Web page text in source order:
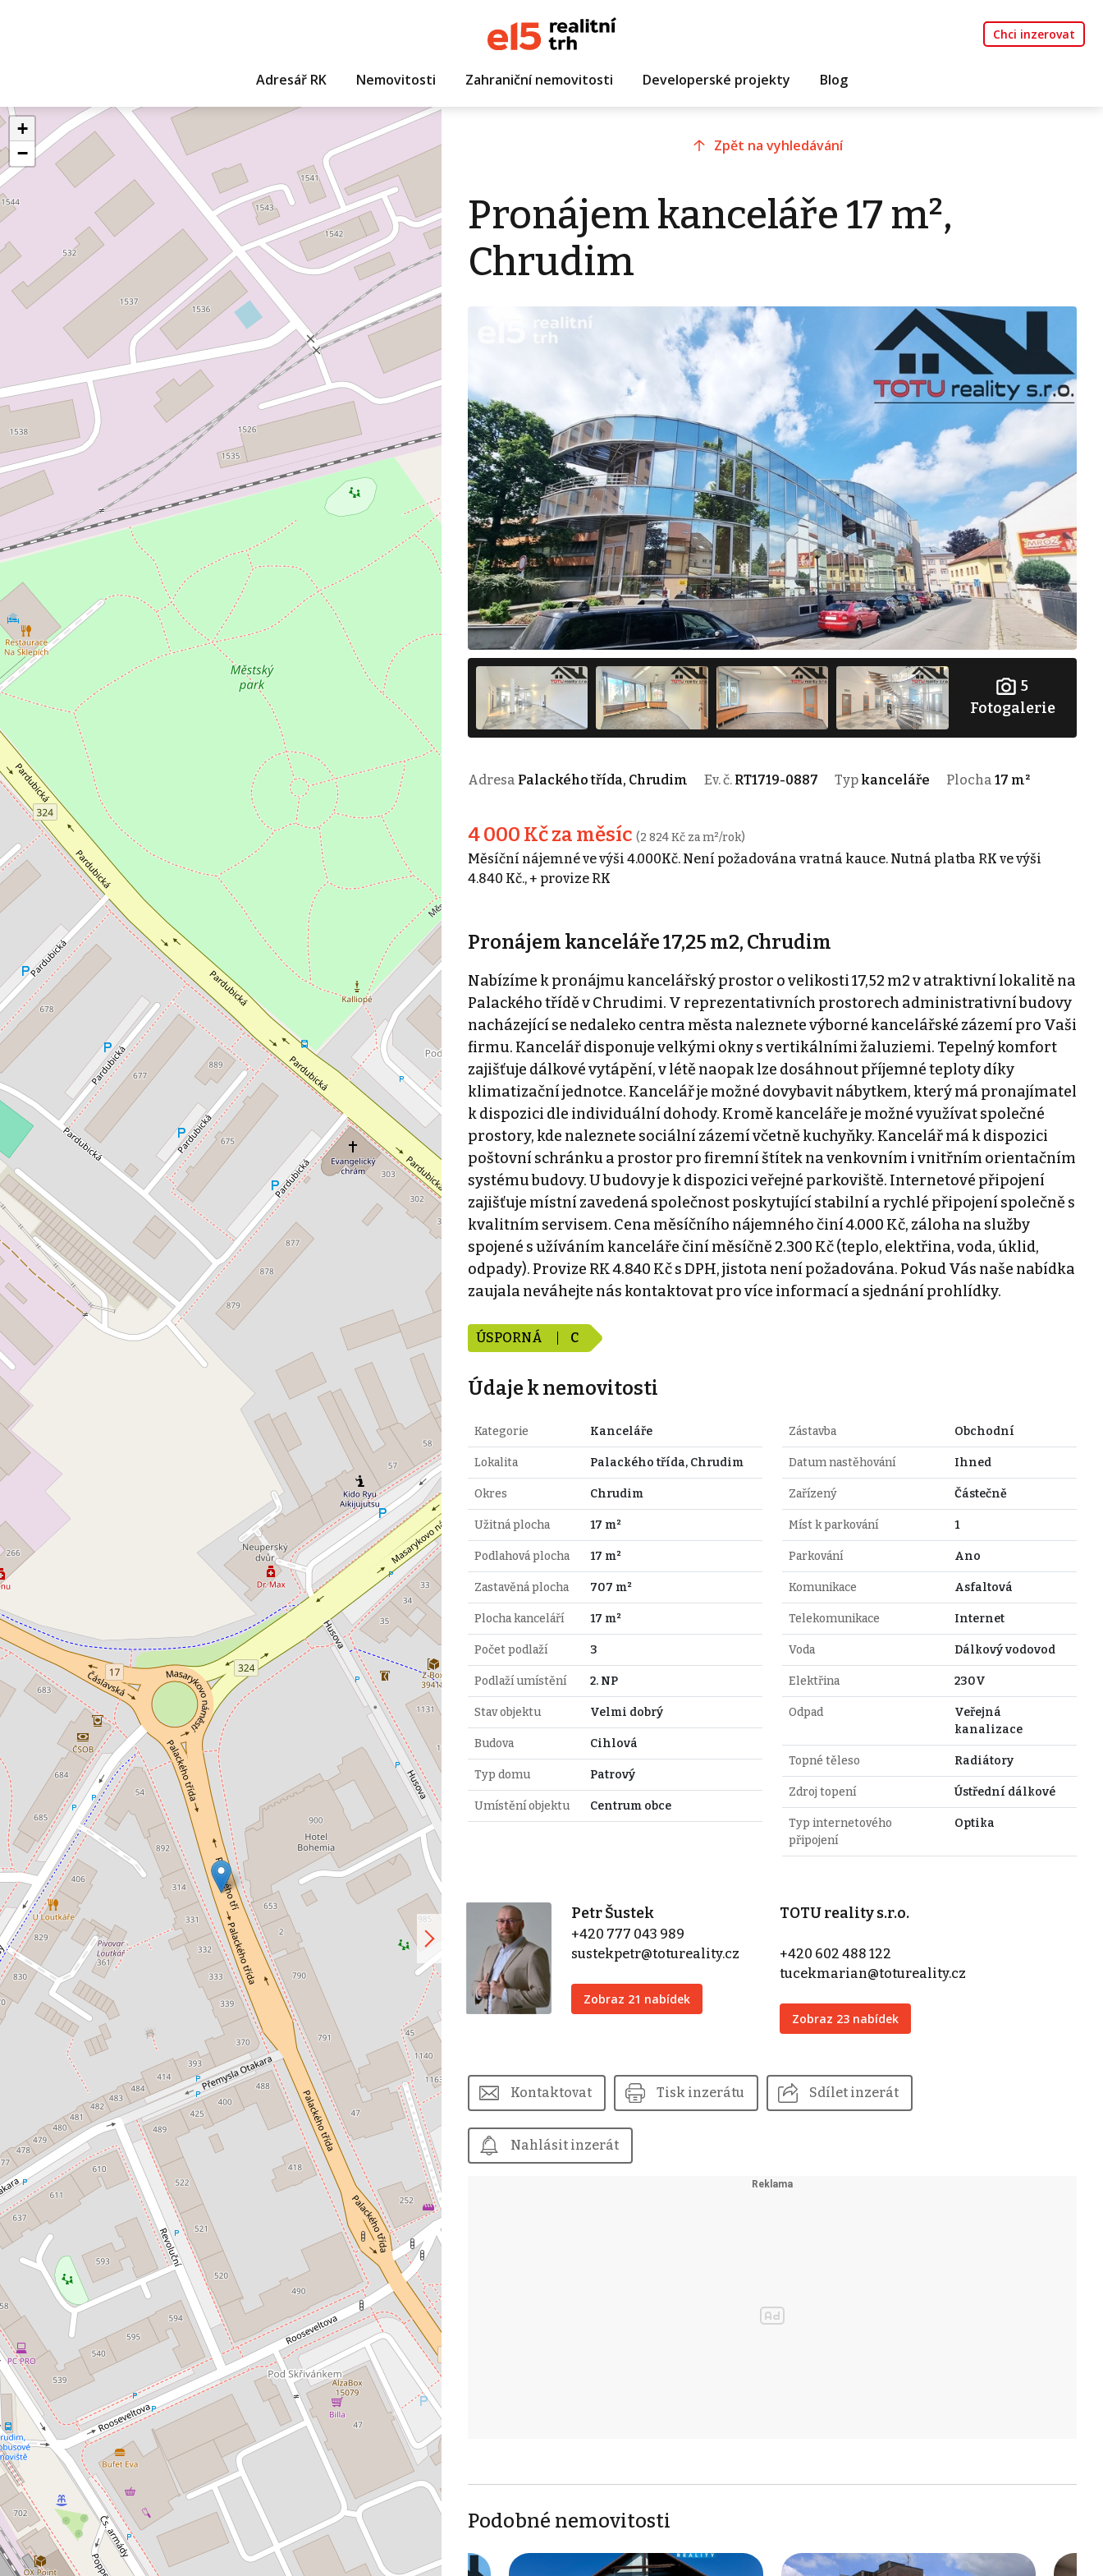
Chci inzerovat
Adresář RK Nemovitosti Zahraniční nemovitosti Developerské projekty Blog
+
−
Zpět na vyhledávání
Pronájem kanceláře 17 m²,
Chrudim
5
Fotogalerie
Adresa Palackého třída, Chrudim Ev. č. RT1719-0887 Typ kanceláře Plocha 17 m²
4 000 Kč za měsíc (2 824 Kč za m²/rok)
Měsíční nájemné ve výši 4.000Kč. Není požadována vratná kauce. Nutná platba RK ve výši
4.840 Kč., + provize RK
Pronájem kanceláře 17,25 m2, Chrudim
Nabízíme k pronájmu kancelářský prostor o velikosti 17,52 m2 v atraktivní lokalitě na
Palackého třídě v Chrudimi. V reprezentativních prostorech administrativní budovy
nacházející se nedaleko centra města naleznete výborné kancelářské zázemí pro Vaši
firmu. Kancelář disponuje velkými okny s vertikálními žaluziemi. Tepelný komfort
zajišťuje dálkové vytápění, v létě naopak lze dosáhnout příjemné teploty díky
klimatizační jednotce. Kancelář je možné dovybavit nábytkem, který má pronajímatel
k dispozici dle individuální dohody. Kromě kanceláře je možné využívat společné
prostory, kde naleznete sociální zázemí včetně kuchyňky. Kancelář má k dispozici
poštovní schránku a prostor pro firemní štítek na venkovním i vnitřním orientačním
systému budovy. U budovy je k dispozici veřejné parkoviště. Internetové připojení
zajišťuje místní zavedená společnost poskytující stabilní a rychlé připojení společně s
kvalitním servisem. Cena měsíčního nájemného činí 4.000 Kč, záloha na služby
spojené s užíváním kanceláře činí měsíčně 2.300 Kč (teplo, elektřina, voda, úklid,
odpady). Provize RK 4.840 Kč s DPH, jistota není požadována. Pokud Vás naše nabídka
zaujala neváhejte nás kontaktovat pro více informací a sjednání prohlídky.
ÚSPORNÁ C
Údaje k nemovitosti
Kategorie Kanceláře
Lokalita Palackého třída, Chrudim
Okres Chrudim
Užitná plocha 17 m²
Podlahová plocha 17 m²
Zastavěná plocha 707 m²
Plocha kanceláří 17 m²
Počet podlaží 3
Podlaží umístění 2. NP
Stav objektu Velmi dobrý
Budova Cihlová
Typ domu Patrový
Umístění objektu Centrum obce
Zástavba Obchodní
Datum nastěhování Ihned
Zařízený Částečně
Míst k parkování 1
Parkování Ano
Komunikace Asfaltová
Telekomunikace Internet
Voda Dálkový vodovod
Elektřina 230V
Odpad
Veřejná
kanalizace
Topné těleso Radiátory
Zdroj topení Ústřední dálkové
Typ internetového
připojení
Optika
Petr Šustek
+420 777 043 989
sustekpetr@totureality.cz
Zobraz 21 nabídek
TOTU reality s.r.o.
+420 602 488 122
tucekmarian@totureality.cz
Zobraz 23 nabídek
Kontaktovat Tisk inzerátu Sdílet inzerát
Nahlásit inzerát
Podobné nemovitosti